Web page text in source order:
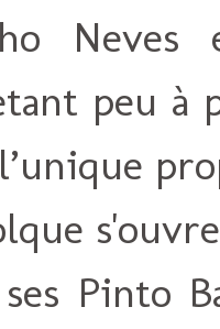
peu
Pinto